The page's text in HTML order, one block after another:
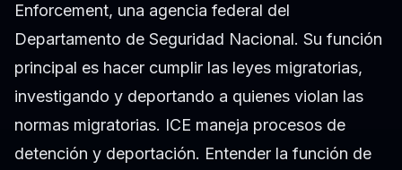
Enforcement, una agencia federal del
Departamento de Seguridad Nacional. Su función
principal es hacer cumplir las leyes migratorias,
investigando y deportando a quienes violan las
normas migratorias. ICE maneja procesos de
detención y deportación. Entender la función de